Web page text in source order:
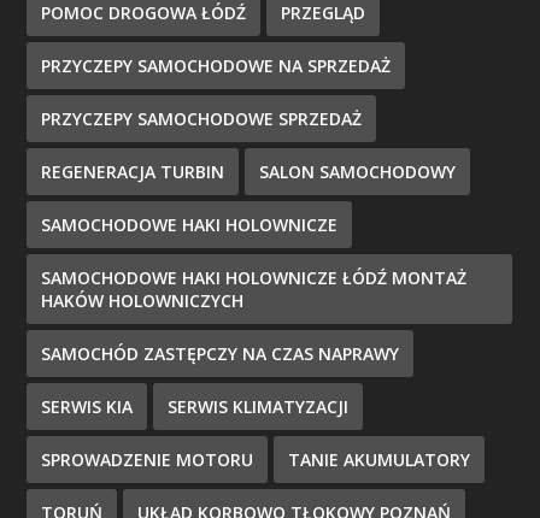
POMOC DROGOWA ŁÓDŹ PRZEGLĄD
PRZYCZEPY SAMOCHODOWE NA SPRZEDAŻ
PRZYCZEPY SAMOCHODOWE SPRZEDAŻ
REGENERACJA TURBIN SALON SAMOCHODOWY
SAMOCHODOWE HAKI HOLOWNICZE
SAMOCHODOWE HAKI HOLOWNICZE ŁÓDŹ MONTAŻ
HAKÓW HOLOWNICZYCH
SAMOCHÓD ZASTĘPCZY NA CZAS NAPRAWY
SERWIS KIA SERWIS KLIMATYZACJI
SPROWADZENIE MOTORU TANIE AKUMULATORY
TORUŃ UKŁAD KORBOWO TŁOKOWY POZNAŃ